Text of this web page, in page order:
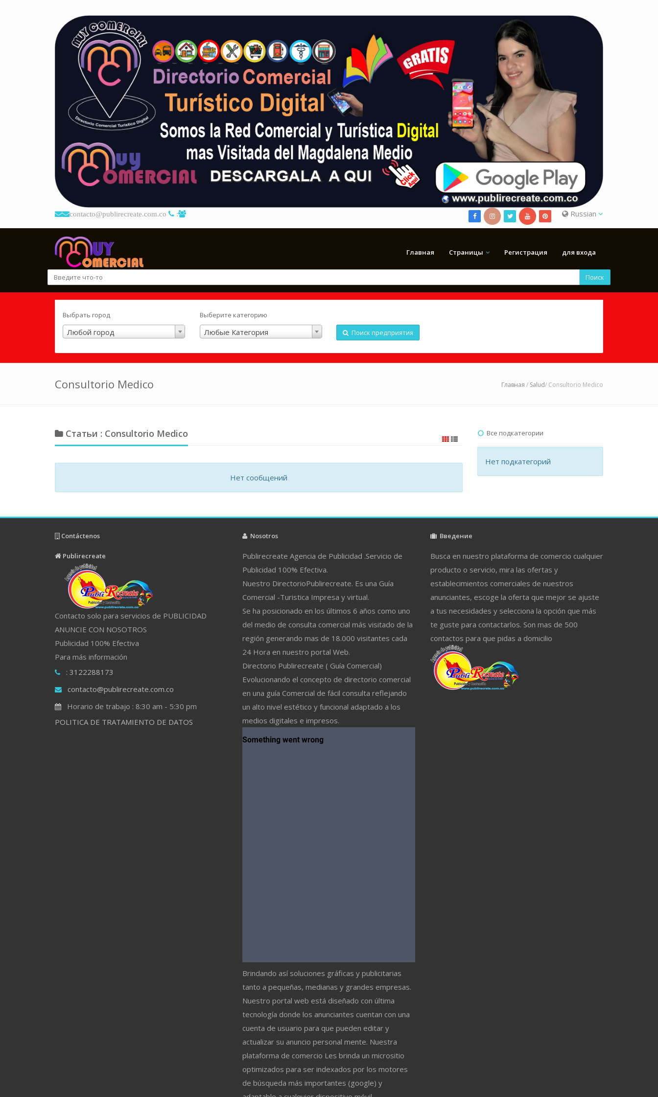
contacto@publirecreate.com.co : Russian
Главная Страницы Регистрация для входа
Поиск
Выбрать город
Любой город
Выберите категорию
Любые Категория Поиск предприятия
Consultorio Medico Главная / Salud/ Consultorio Medico
Статьи : Consultorio Medico
Нет сообщений
Все подкатегории
Нет подкатегорий
Contáctenos
Publirecreate
Contacto solo para servicios de PUBLICIDAD
ANUNCIE CON NOSOTROS
Publicidad 100% Efectiva
Para más información
: 3122288173
contacto@publirecreate.com.co
Horario de trabajo : 8:30 am - 5:30 pm
POLITICA DE TRATAMIENTO DE DATOS
Nosotros
Publirecreate Agencia de Publicidad .Servicio de
Publicidad 100% Efectiva.
Nuestro DirectorioPublirecreate. Es una Guía
Comercial -Turistica Impresa y virtual.
Se ha posicionado en los últimos 6 años como uno
del medio de consulta comercial más visitado de la
región generando mas de 18.000 visitantes cada
24 Hora en nuestro portal Web.
Directorio Publirecreate ( Guía Comercial)
Evolucionando el concepto de directorio comercial
en una guía Comercial de fácil consulta reflejando
un alto nivel estético y funcional adaptado a los
medios digitales e impresos.
Brindando así soluciones gráficas y publicitarias
tanto a pequeñas, medianas y grandes empresas.
Nuestro portal web está diseñado con última
tecnología donde los anunciantes cuentan con una
cuenta de usuario para que pueden editar y
actualizar su anuncio personal mente. Nuestra
plataforma de comercio Les brinda un micrositio
optimizados para ser indexados por los motores
de búsqueda más importantes (google) y
Введение
Busca en nuestro plataforma de comercio cualquier
producto o servicio, mira las ofertas y
establecimientos comerciales de nuestros
anunciantes, escoge la oferta que mejor se ajuste
a tus necesidades y selecciona la opción que más
te guste para contactarlos. Son mas de 500
contactos para que pidas a domicilio